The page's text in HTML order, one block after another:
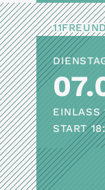
EINLASS
START